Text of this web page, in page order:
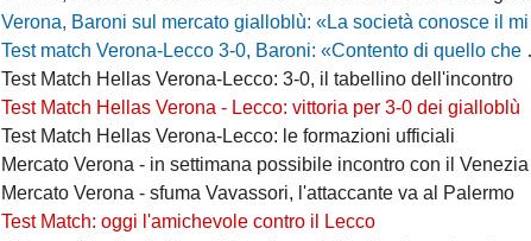
Verona, Baroni sul mercato gialloblù: «La società conosce il mio progetto, la mia garanzia è Sogliano»
Test match Verona-Lecco 3-0, Baroni: «Contento di quello che ho visto, la strada è questa e non torneremo indietro»
Test Match Hellas Verona-Lecco: 3-0, il tabellino dell'incontro
Test Match Hellas Verona - Lecco: vittoria per 3-0 dei gialloblù
Test Match Hellas Verona-Lecco: le formazioni ufficiali
Mercato Verona - in settimana possibile incontro con il Venezia per Montipò
Mercato Verona - sfuma Vavassori, l'attaccante va al Palermo
Test Match: oggi l'amichevole contro il Lecco